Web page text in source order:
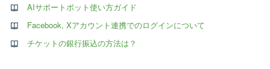
AIサポートボット使い方ガイド
Facebook, Xアカウント連携でのログインについて
チケットの銀行振込の方法は？